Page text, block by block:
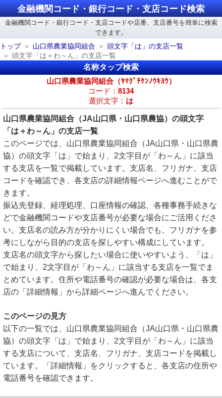
金融機関コード・銀行コード・支店コード検索
金融機関コード・銀行コード・支店コードや店番、支店番号を簡単に検索
できます。
トップ
山口県農業協同組合
頭文字「は」の支店一覧
頭文字「は＋わ～ん」の支店一覧
名称タップ検索
山口県農業協同組合（ﾔﾏｸﾞﾁｹﾝﾉｳｷﾖｳ）
コード： 8134
選択文字： は
山口県農業協同組合（JA山口県・山口県農協）の頭文字
「は＋わ～ん」の支店一覧
このページでは、山口県農業協同組合（JA山口県・山口県農
協）の頭文字「は」で始まり、2文字目が「わ～ん」に該当
する支店を一覧で掲載しています。支店名、フリガナ、支店
コードを確認でき、各支店の詳細情報ページへ進むことがで
きます。
振込先登録、経理処理、口座情報の確認、各種事務手続きな
どで金融機関コードや支店番号が必要な場合にご活用くださ
い。支店名の読み方が分かりにくい場合でも、フリガナを参
考にしながら目的の支店を探しやすい構成にしています。
支店名の頭文字から探したい場合に使いやすいよう、「は」
で始まり、2文字目が「わ～ん」に該当する支店を一覧でま
とめています。住所や電話番号の確認が必要な場合は、各支
店の「詳細情報」から詳細ページへ進んでください。
このページの見方
以下の一覧では、山口県農業協同組合（JA山口県・山口県農
協）の頭文字「は」で始まり、2文字目が「わ～ん」に該当
する支店について、支店名、フリガナ、支店コードを掲載し
ています。「詳細情報」をクリックすると、各支店の住所や
電話番号を確認できます。